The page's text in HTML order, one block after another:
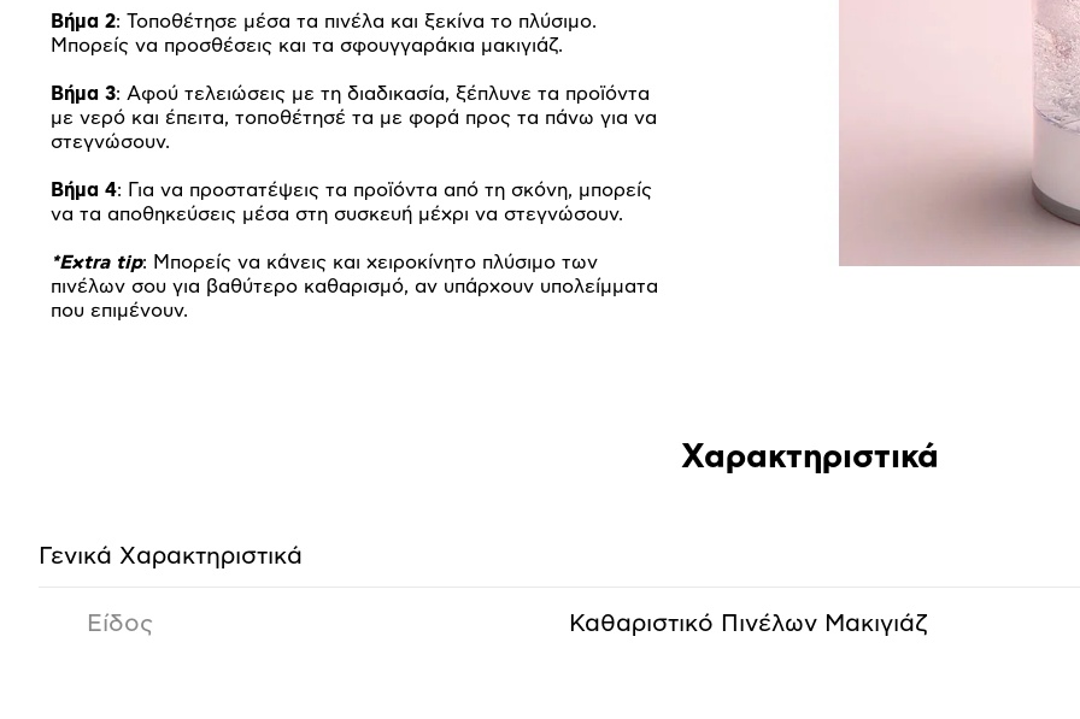
Βήμα 2: Τοποθέτησε μέσα τα πινέλα και ξεκίνα το πλύσιμο.
Μπορείς να προσθέσεις και τα σφουγγαράκια μακιγιάζ.
Βήμα 3: Αφού τελειώσεις με τη διαδικασία, ξέπλυνε τα προϊόντα
με νερό και έπειτα, τοποθέτησέ τα με φορά προς τα πάνω για να
στεγνώσουν.
Βήμα 4: Για να προστατέψεις τα προϊόντα από τη σκόνη, μπορείς
να τα αποθηκεύσεις μέσα στη συσκευή μέχρι να στεγνώσουν.
*Extra tip: Μπορείς να κάνεις και χειροκίνητο πλύσιμο των
πινέλων σου για βαθύτερο καθαρισμό, αν υπάρχουν υπολείμματα
που επιμένουν.
Χαρακτηριστικά
Γενικά Xαρακτηριστικά
Είδος Καθαριστικό Πινέλων Μακιγιάζ